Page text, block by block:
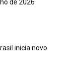
de 2026
inicia novo